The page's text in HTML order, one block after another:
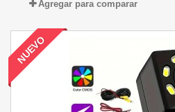
Agregar para comparar
NUEVO